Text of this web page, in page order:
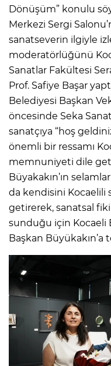
Dönüşüm” konulu
Merkezi Sergi
sanatseverin ilgiyle
moderatörlüğünü
Sanatlar Fakültesi
Prof. Safiye Başar
Belediyesi Başkan
öncesinde Seka
sanatçıya “hoş
önemli bir ressamı
memnuniyeti dile
Büyakakın’ın
da kendisini Kocaelili
getirerek, sanatsal
sunduğu için Kocaeli
Başkan Büyükakın’a